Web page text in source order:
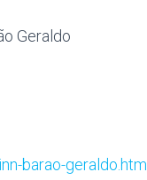
Geraldo
barao-geraldo.html